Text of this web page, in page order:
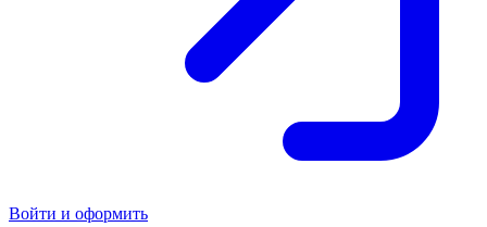
Войти и оформить